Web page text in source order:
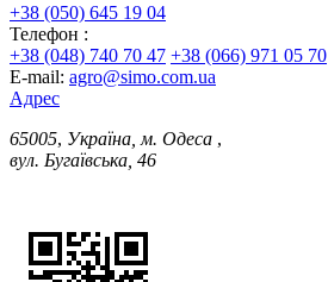
+38 (050) 645 19 04
Телефон :
+38 (048) 740 70 47 +38 (066) 971 05 70
E-mail: agro@simo.com.ua
Адрес
65005, Україна, м. Одеса ,
вул. Бугаївська, 46